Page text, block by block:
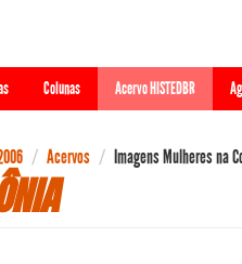
Colunas Acervo HISTEDBR
Acervos Imagens Mulheres na